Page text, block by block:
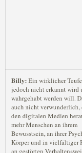
Billy: Ein wirklicher
jedoch nicht erkannt wird
wahrgehabt werden will.
auch nicht verwunderlich,
den digitalen Medien
mehr Menschen an ihrem
Bewusstsein, an ihrer
Körper und in vielfältiger
an gestörten